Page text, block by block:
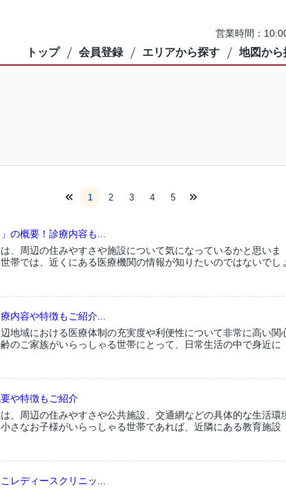
営業時間：
トップ 会員登録 エリアから探す 地図から
1 2 3 4 5
の概要！診療内容も...
、周辺の住みやすさや施設について気になっているかと思いま
帯では、近くにある医療機関の情報が知りたいのではないでし
内容や特徴もご紹介...
地域における医療体制の充実度や利便性について非常に高い関
のご家族がいらっしゃる世帯にとって、日常生活の中で身近に
や特徴もご紹介
、周辺の住みやすさや公共施設、交通網などの具体的な生活環
さなお子様がいらっしゃる世帯であれば、近隣にある教育施設
レディースクリニッ...